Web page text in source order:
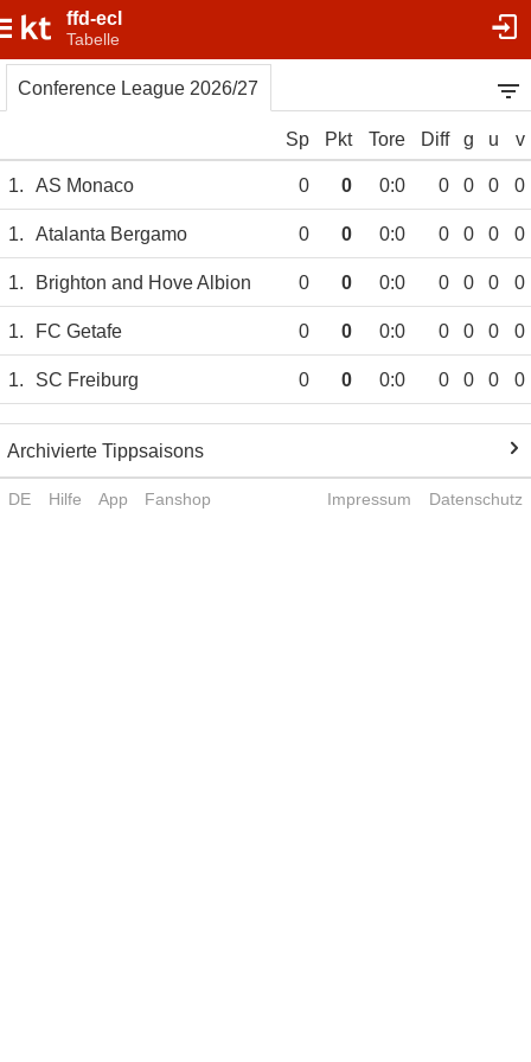
ffd-ecl
Tabelle
Conference League 2026/27
Sp Pkt Tore Diff g u v
1. AS Monaco 0 0 0:0 0 0 0 0
1. Atalanta Bergamo 0 0 0:0 0 0 0 0
1. Brighton and Hove Albion 0 0 0:0 0 0 0 0
1. FC Getafe 0 0 0:0 0 0 0 0
1. SC Freiburg 0 0 0:0 0 0 0 0
Archivierte Tippsaisons
DE Hilfe App Fanshop Impressum Datenschutz